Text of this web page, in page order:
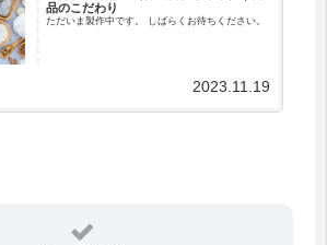
品のこだわり
ただいま製作中です。 しばらくお待ちください。
2023.11.19